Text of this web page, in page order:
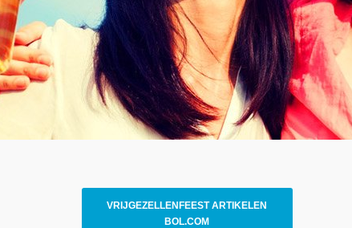
VRIJGEZELLENFEEST ARTIKELEN
BOL.COM